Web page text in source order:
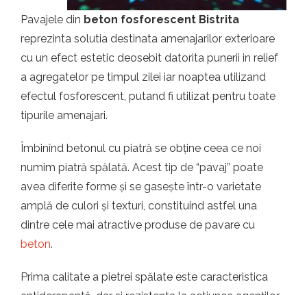
Pavajele din beton fosforescent Bistrita
reprezinta solutia destinata amenajarilor exterioare
cu un efect estetic deosebit datorita punerii in relief
a agregatelor pe timpul zilei iar noaptea utilizand
efectul fosforescent, putand fi utilizat pentru toate
tipurile amenajari.
Îmbinînd betonul cu piatră se obține ceea ce noi
numim piatră spălată. Acest tip de “pavaj” poate
avea diferite forme și se gasește într-o varietate
amplă de culori și texturi, constituind astfel una
dintre cele mai atractive produse de pavare cu
beton.
Prima calitate a pietrei spălate este caracteristica